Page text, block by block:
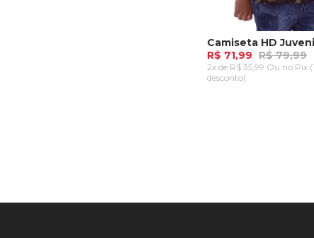
R$ 71,99 R$ 79,99
2x de R$ 35,99 Ou no Pix
desconto)